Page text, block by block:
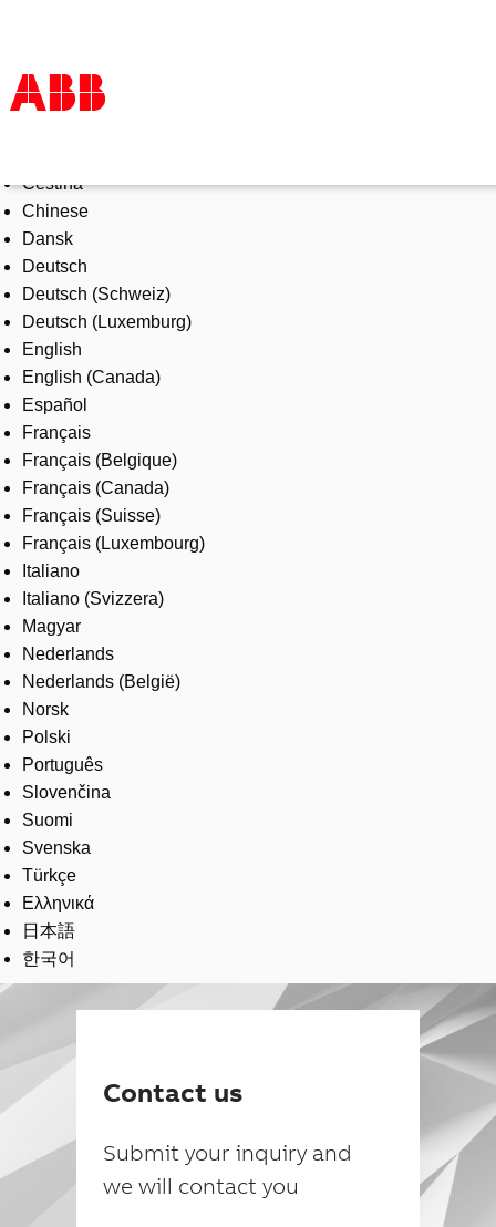
Products & Solutions
Industries
Services
About us
Where to buy
Contact us
Careers
Čeština
Chinese
Dansk
Deutsch
Deutsch (Schweiz)
Deutsch (Luxemburg)
English
English (Canada)
Español
Français
Français (Belgique)
Français (Canada)
Français (Suisse)
Français (Luxembourg)
Italiano
Italiano (Svizzera)
Magyar
Nederlands
Nederlands (België)
Norsk
Polski
Português
Slovenčina
Suomi
Svenska
Türkçe
Ελληνικά
日本語
한국어
Contact us
Submit your inquiry and
we will contact you